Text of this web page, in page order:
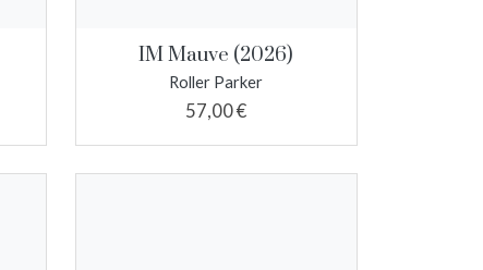
IM Mauve (2026)
Roller Parker
57,00 €